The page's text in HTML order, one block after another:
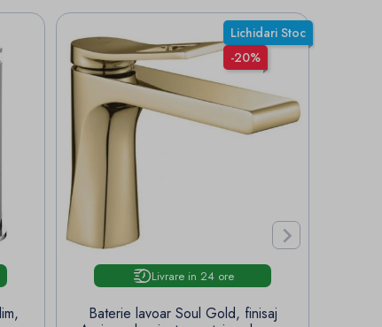
Lichidari Stoc
-20%
Livrare in 24 ore
Baterie lavoar Soul Gold, finisaj
